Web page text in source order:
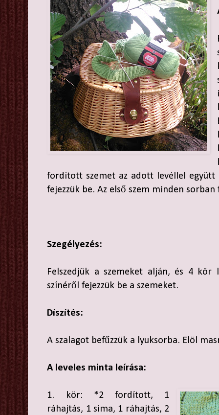
fordított szemet az adott levéllel együtt
fejezzük be. Az első szem minden
Szegélyezés:
Felszedjük a szemeket alján, és 4 kör
színéről fejezzük be a szemeket.
Díszítés:
A szalagot befűzzük a lyuksorba. Elöl
A leveles minta leírása:
1. kör: *2 fordított, 1
ráhajtás, 1 sima, 1 ráhajtás, 2